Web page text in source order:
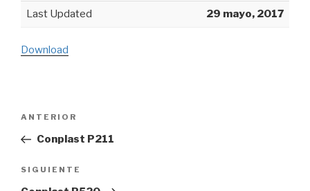
Last Updated 29 mayo, 2017
Download
Navegación
entradas
Entrada
anterior:
ANTERIOR
Conplast P211
Siguiente
entrada
SIGUIENTE